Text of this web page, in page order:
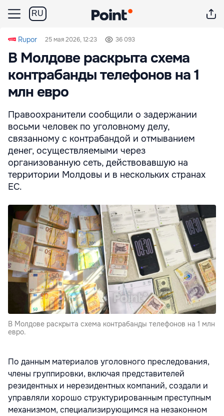
RU
Rupor 25 мая 2026, 12:23 36 093
В Молдове раскрыта схема
контрабанды телефонов на 1
млн евро
Правоохранители сообщили о задержании
восьми человек по уголовному делу,
связанному с контрабандой и отмыванием
денег, осуществляемыми через
организованную сеть, действовавшую на
территории Молдовы и в нескольких странах
ЕС.
В Молдове раскрыта схема контрабанды телефонов на 1 млн
евро.
По данным материалов уголовного преследования,
члены группировки, включая представителей
резидентных и нерезидентных компаний, создали и
управляли хорошо структурированным преступным
механизмом, специализирующимся на незаконном